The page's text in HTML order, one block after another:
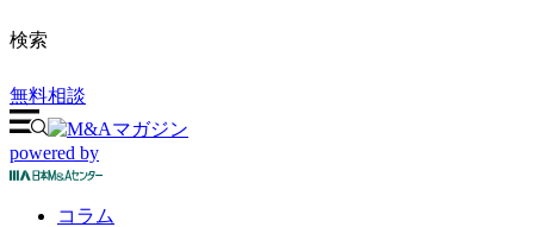
検索
無料相談
powered by
コラム